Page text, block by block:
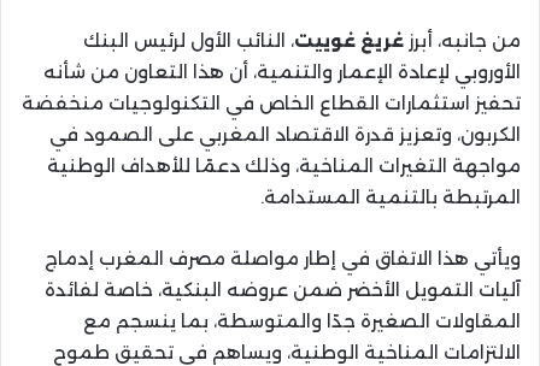
من جانبه، أبرز غريغ غوييت، النائب الأول لرئيس البنك
الأوروبي لإعادة الإعمار والتنمية، أن هذا التعاون من شأنه
تحفيز استثمارات القطاع الخاص في التكنولوجيات منخفضة
الكربون، وتعزيز قدرة الاقتصاد المغربي على الصمود في
مواجهة التغيرات المناخية، وذلك دعمًا للأهداف الوطنية
المرتبطة بالتنمية المستدامة.
ويأتي هذا الاتفاق في إطار مواصلة مصرف المغرب إدماج
آليات التمويل الأخضر ضمن عروضه البنكية، خاصة لفائدة
المقاولات الصغيرة جدًا والمتوسطة، بما ينسجم مع
الالتزامات المناخية الوطنية، ويساهم في تحقيق طموح